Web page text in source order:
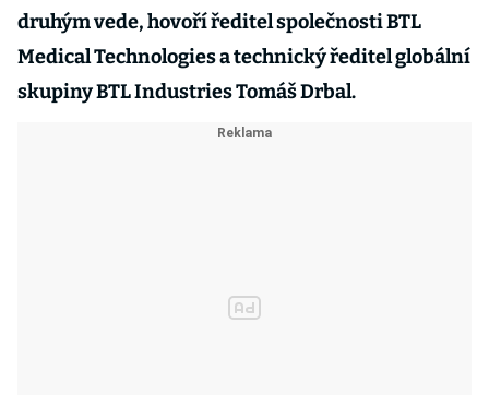
druhým vede, hovoří ředitel společnosti BTL
Medical Technologies a technický ředitel globální
skupiny BTL Industries Tomáš Drbal.